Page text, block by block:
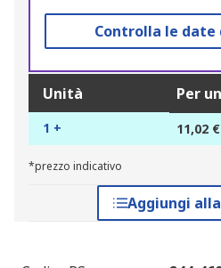
Controlla le date
Unità Per
1 + 11,02 €
*prezzo indicativo
Aggiungi